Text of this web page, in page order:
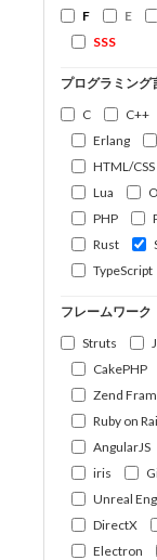
F
E
SSS
プログラミング
C
C++
Erlang
HTML/CSS
Lua
PHP
Rust
TypeScript
フレームワーク
Struts
CakePHP
Zend
Ruby on
AngularJS
iris
Unreal
DirectX
Electron